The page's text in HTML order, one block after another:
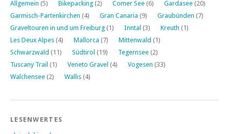
Allgemein (5) Bikepacking (2) Comer See (6) Gardasee (20)
Garmisch-Partenkirchen (4) Gran Canaria (9) Graubünden (7)
Graveltouren in und um Freiburg (1) Inntal (3) Kreuth (1)
Les Deux Alpes (4) Mallorca (7) Mittenwald (1)
Schwarzwald (11) Südtirol (19) Tegernsee (2)
Tuscany Trail (1) Veneto Gravel (4) Vogesen (33)
Walchensee (2) Wallis (4)
LESENWERTES